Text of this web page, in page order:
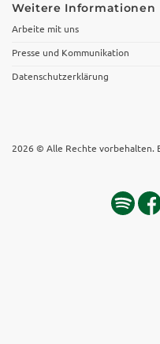
Weitere Informationen
Arbeite mit uns
Presse und Kommunikation
Datenschutzerklärung
2026 © Alle Rechte vorbehalten.